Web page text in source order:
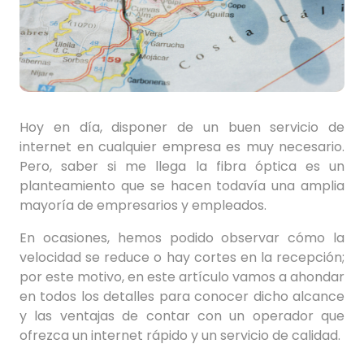
Hoy en día, disponer de un buen servicio de
internet en cualquier empresa es muy necesario.
Pero, saber si me llega la fibra óptica es un
planteamiento que se hacen todavía una amplia
mayoría de empresarios y empleados.
En ocasiones, hemos podido observar cómo la
velocidad se reduce o hay cortes en la recepción;
por este motivo, en este artículo vamos a ahondar
en todos los detalles para conocer dicho alcance
y las ventajas de contar con un operador que
ofrezca un internet rápido y un servicio de calidad.